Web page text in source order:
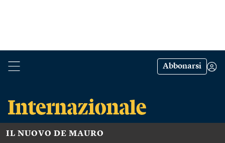
Abbonarsi
IL NUOVO DE MAURO